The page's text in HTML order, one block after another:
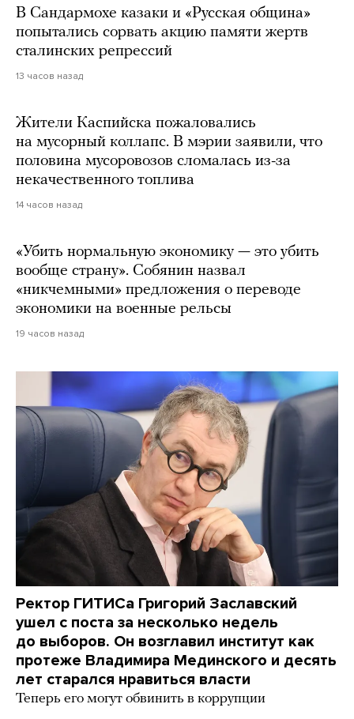
В Сандармохе казаки и «Русская община»
попытались сорвать акцию памяти жертв
сталинских репрессий
13 часов назад
Жители Каспийска пожаловались
на мусорный коллапс. В мэрии заявили, что
половина мусоровозов сломалась из-за
некачественного топлива
14 часов назад
«Убить нормальную экономику — это убить
вообще страну». Собянин назвал
«никчемными» предложения о переводе
экономики на военные рельсы
19 часов назад
Ректор ГИТИСа Григорий Заславский
ушел с поста за несколько недель
до выборов. Он возглавил институт как
протеже Владимира Мединского и десять
лет старался нравиться власти
Теперь его могут обвинить в коррупции